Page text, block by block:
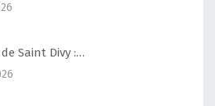
Saint Divy :…